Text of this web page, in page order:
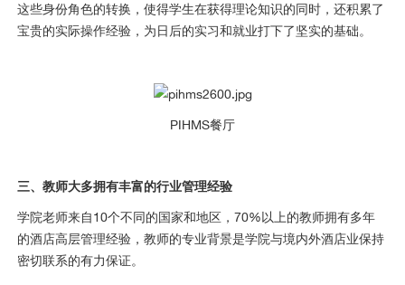
这些身份角色的转换，使得学生在获得理论知识的同时，还积累了
宝贵的实际操作经验，为日后的实习和就业打下了坚实的基础。
PIHMS餐厅
三、教师大多拥有丰富的行业管理经验
学院老师来自10个不同的国家和地区，70%以上的教师拥有多年
的酒店高层管理经验，教师的专业背景是学院与境内外酒店业保持
密切联系的有力保证。